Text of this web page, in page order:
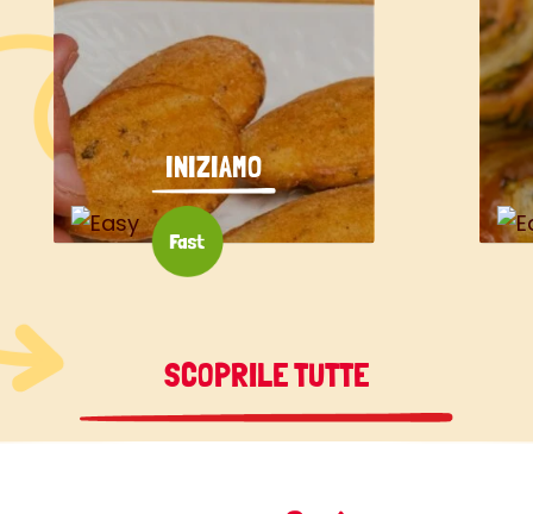
INIZIAMO
SCOPRILE TUTTE